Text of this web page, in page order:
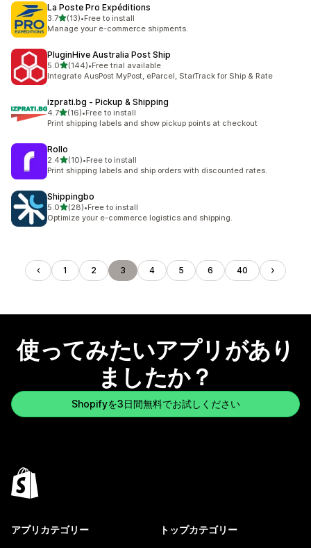
La Poste Pro Expéditions
3.75つ星中
(13)
合計レビュー数：13件
•Free to install
Manage your e-commerce shipments.
PluginHive Australia Post Ship
5.05つ星中
(144)
合計レビュー数：144件
•Free trial available
Integrate AusPost MyPost, eParcel, StarTrack for Ship & Rate
izprati.bg ‑ Pickup & Shipping
4.75つ星中
(16)
合計レビュー数：16件
•Free to install
Print shipping labels and show pickup points at checkout
Rollo
2.45つ星中
(10)
合計レビュー数：10件
•Free to install
Print shipping labels and ship orders with discounted rates.
Shippingbo
5.05つ星中
(28)
合計レビュー数：28件
•Free to install
Optimize your e-commerce logistics and shipping.
1 2 3 4 5 6 40
使ってみたいアプリがあり
ましたか？
Shopifyを3日間無料でお試しください
アプリカテゴリー トップカテゴリー